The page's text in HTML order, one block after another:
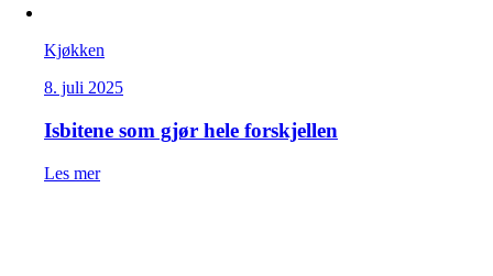
Kjøkken
8. juli 2025
Isbitene som gjør hele forskjellen
Les mer